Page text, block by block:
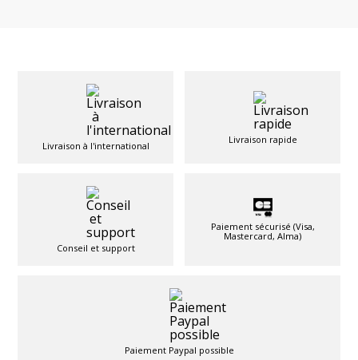
Livraison à l'international
Livraison rapide
Conseil et support
Paiement sécurisé (Visa,
Mastercard, Alma)
Paiement Paypal possible